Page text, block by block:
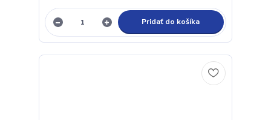
Pridať do košíka